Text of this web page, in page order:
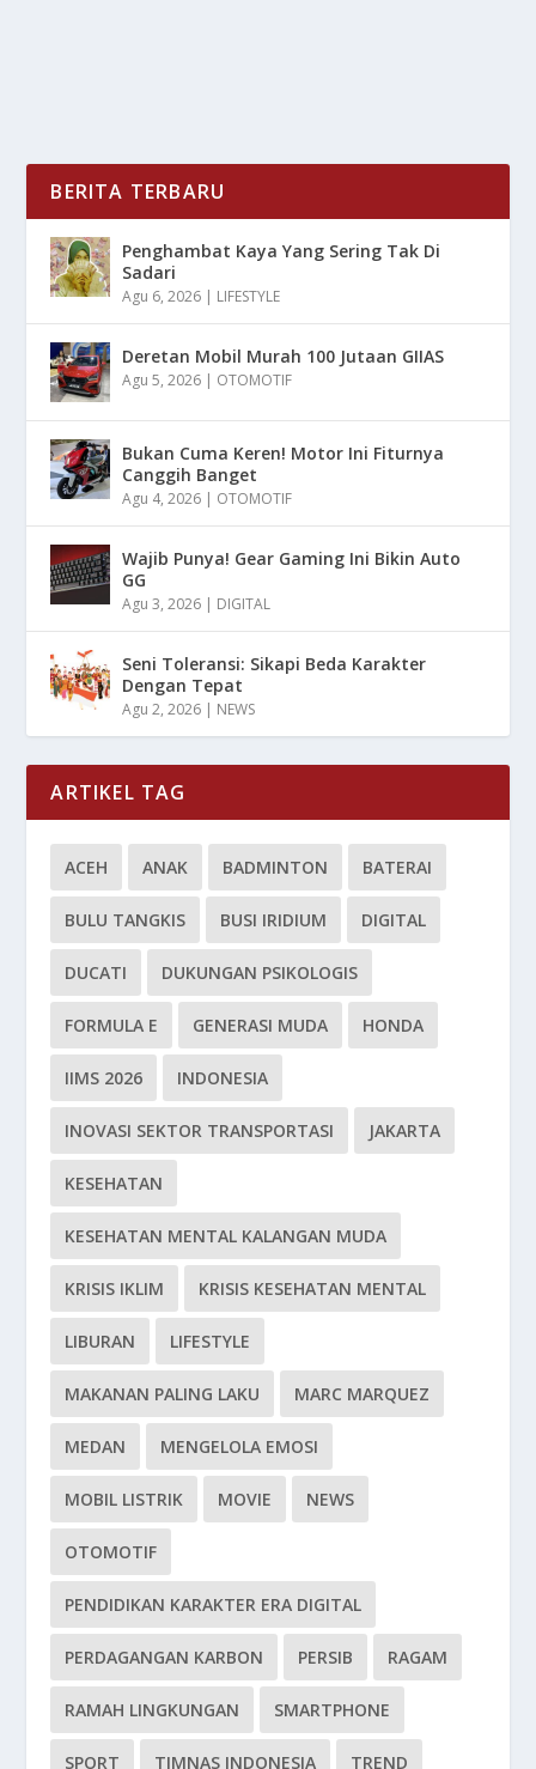
BERITA TERBARU
Penghambat Kaya Yang Sering Tak Di
Sadari
Agu 6, 2026 | LIFESTYLE
Deretan Mobil Murah 100 Jutaan GIIAS
Agu 5, 2026 | OTOMOTIF
Bukan Cuma Keren! Motor Ini Fiturnya
Canggih Banget
Agu 4, 2026 | OTOMOTIF
Wajib Punya! Gear Gaming Ini Bikin Auto
GG
Agu 3, 2026 | DIGITAL
Seni Toleransi: Sikapi Beda Karakter
Dengan Tepat
Agu 2, 2026 | NEWS
ARTIKEL TAG
ACEH ANAK BADMINTON BATERAI
BULU TANGKIS BUSI IRIDIUM DIGITAL
DUCATI DUKUNGAN PSIKOLOGIS
FORMULA E GENERASI MUDA HONDA
IIMS 2026 INDONESIA
INOVASI SEKTOR TRANSPORTASI JAKARTA
KESEHATAN
KESEHATAN MENTAL KALANGAN MUDA
KRISIS IKLIM KRISIS KESEHATAN MENTAL
LIBURAN LIFESTYLE
MAKANAN PALING LAKU MARC MARQUEZ
MEDAN MENGELOLA EMOSI
MOBIL LISTRIK MOVIE NEWS
OTOMOTIF
PENDIDIKAN KARAKTER ERA DIGITAL
PERDAGANGAN KARBON PERSIB RAGAM
RAMAH LINGKUNGAN SMARTPHONE
SPORT TIMNAS INDONESIA TREND